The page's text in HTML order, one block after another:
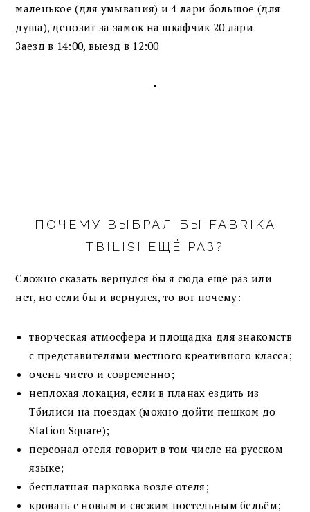
маленькое (для умывания) и 4 лари большое (для
душа), депозит за замок на шкафчик 20 лари
Заезд в 14:00, выезд в 12:00
•
ПОЧЕМУ ВЫБРАЛ БЫ FABRIKA
TBILISI ЕЩЁ РАЗ?
Сложно сказать вернулся бы я сюда ещё раз или
нет, но если бы и вернулся, то вот почему:
творческая атмосфера и площадка для знакомств
с представителями местного креативного класса;
очень чисто и современно;
неплохая локация, если в планах ездить из
Тбилиси на поездах (можно дойти пешком до
Station Square);
персонал отеля говорит в том числе на русском
языке;
бесплатная парковка возле отеля;
кровать с новым и свежим постельным бельём;